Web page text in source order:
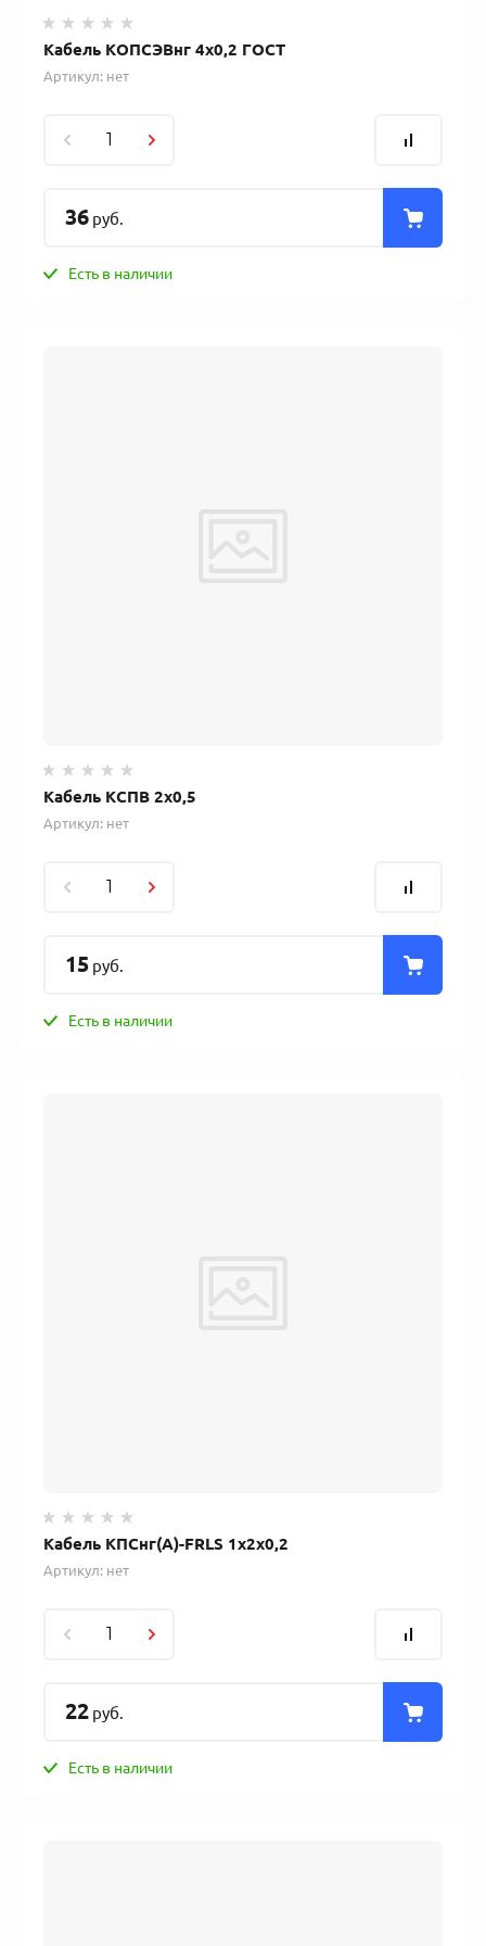
Кабель КОПСЭВнг 4х0,2 ГОСТ
Артикул: нет
36 руб.
Есть в наличии
Кабель КСПВ 2х0,5
Артикул: нет
15 руб.
Есть в наличии
Кабель КПСнг(А)-FRLS 1х2х0,2
Артикул: нет
22 руб.
Есть в наличии